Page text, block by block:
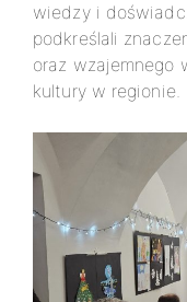
wiedzy i
podkreślali
oraz wzajemnego
kultury w regionie.